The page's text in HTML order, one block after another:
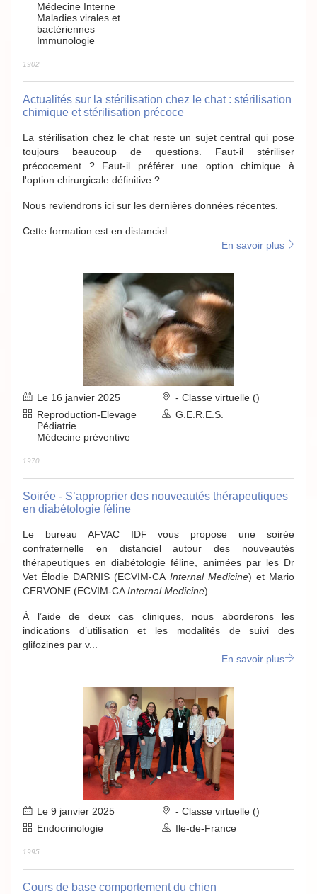
Médecine Interne
Maladies virales et
bactériennes
Immunologie
1902
Actualités sur la stérilisation chez le chat : stérilisation
chimique et stérilisation précoce
La stérilisation chez le chat reste un sujet central qui pose
toujours beaucoup de questions. Faut-il stériliser
précocement ? Faut-il préférer une option chimique à
l'option chirurgicale définitive ?
Nous reviendrons ici sur les dernières données récentes.
Cette formation est en distanciel.
En savoir plus
Le 16 janvier 2025
- Classe virtuelle ()
Reproduction-Elevage
Pédiatrie
Médecine préventive
G.E.R.E.S.
1970
Soirée - S’approprier des nouveautés thérapeutiques
en diabétologie féline
Le bureau AFVAC IDF vous propose une soirée
confraternelle en distanciel autour des nouveautés
thérapeutiques en diabétologie féline, animées par les Dr
Vet Élodie DARNIS (ECVIM-CA Internal Medicine) et Mario
CERVONE (ECVIM-CAInternal Medicine).
À l’aide de deux cas cliniques, nous aborderons les
indications d’utilisation et les modalités de suivi des
glifozines par v...
En savoir plus
Le 9 janvier 2025
- Classe virtuelle ()
Endocrinologie
Ile-de-France
1995
Cours de base comportement du chien